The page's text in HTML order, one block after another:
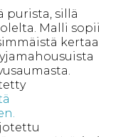
purista, sillä
Malli sopii
kertaa